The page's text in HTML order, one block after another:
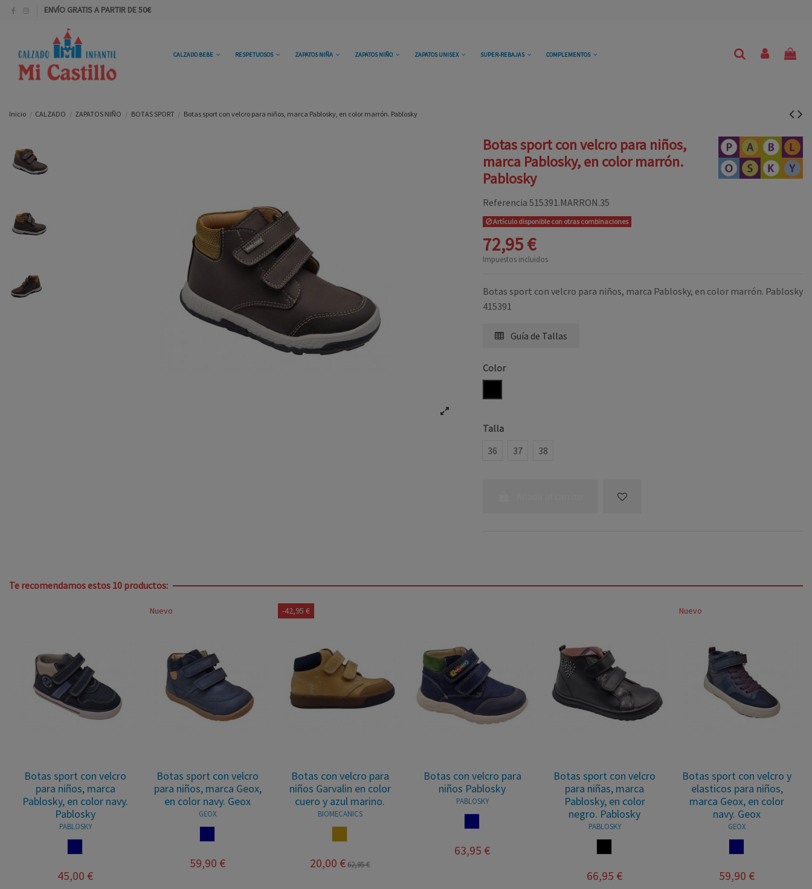
ENVÍO GRATIS A PARTIR DE 50€
CALZADO BEBE RESPETUOSOS ZAPATOS NIÑA ZAPATOS NIÑO ZAPATOS UNISEX SUPER-REBAJAS COMPLEMENTOS
Inicio CALZADO ZAPATOS NIÑO BOTAS SPORT Botas sport con velcro para niños, marca Pablosky, en color marrón. Pablosky
Botas sport con velcro para niños,
marca Pablosky, en color marrón.
Pablosky
Referencia 515391.MARRON.35
Artículo disponible con otras combinaciones
72,95 €
Impuestos incluidos
Botas sport con velcro para niños, marca Pablosky, en color marrón. Pablosky
415391
Guía de Tallas
Color
Talla
36
37 38
Te recomendamos estos 10 productos:
Botas sport con velcro
para niños, marca
Pablosky, en color navy.
Pablosky
PABLOSKY
45,00 €
Nuevo
Botas sport con velcro
para niños, marca Geox,
en color navy. Geox
GEOX
59,90 €
-42,95 €
Botas con velcro para
niños Garvalin en color
cuero y azul marino.
BIOMECANICS
20,00 €62,95 €
Botas con velcro para
niños Pablosky
PABLOSKY
63,95 €
Botas sport con velcro
para niñas, marca
Pablosky, en color
negro. Pablosky
PABLOSKY
66,95 €
Nuevo
Botas sport con velcro y
elasticos para niños,
marca Geox, en color
navy. Geox
GEOX
59,90 €